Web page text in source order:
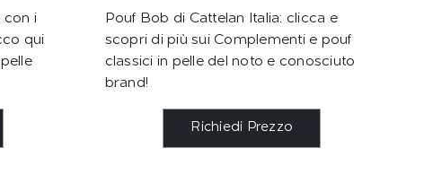
con i
qui
Pouf Bob di Cattelan Italia: clicca e
scopri di più sui Complementi e pouf
classici in pelle del noto e conosciuto
brand!
Richiedi Prezzo